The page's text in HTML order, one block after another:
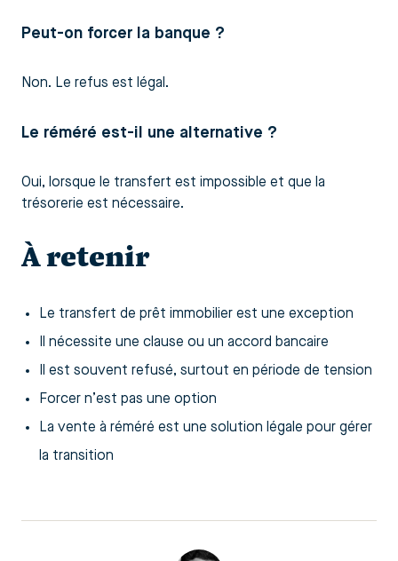
Peut-on forcer la banque ?
Non. Le refus est légal.
Le réméré est-il une alternative ?
Oui, lorsque le transfert est impossible et que la
trésorerie est nécessaire.
À retenir
Le transfert de prêt immobilier est une exception
Il nécessite une clause ou un accord bancaire
Il est souvent refusé, surtout en période de tension
Forcer n’est pas une option
La vente à réméré est une solution légale pour gérer
la transition